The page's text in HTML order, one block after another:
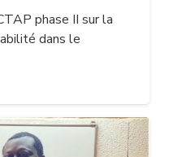
phase II sur la
dans le